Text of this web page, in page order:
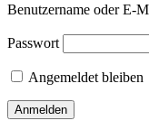
Benutzername oder E-
Passwort
Angemeldet bleiben